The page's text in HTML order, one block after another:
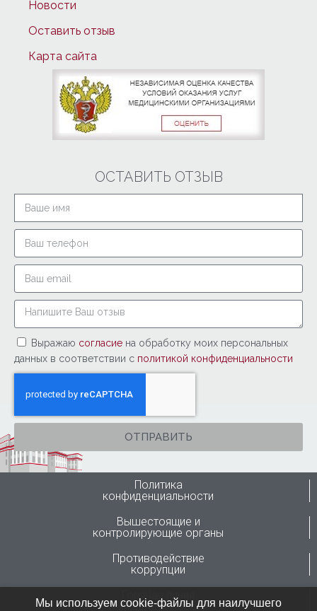
Новости
Оставить отзыв
Карта сайта
ОСТАВИТЬ ОТЗЫВ
Выражаю согласие на обработку моих персональных
данных в соответствии с политикой конфиденциальности
ОТПРАВИТЬ
Политика
конфиденциальности
Вышестоящие и
контролирующие органы
Противодействие
коррупции
Горячая линия
Минздрава России
Мы используем cookie-файлы для наилучшего